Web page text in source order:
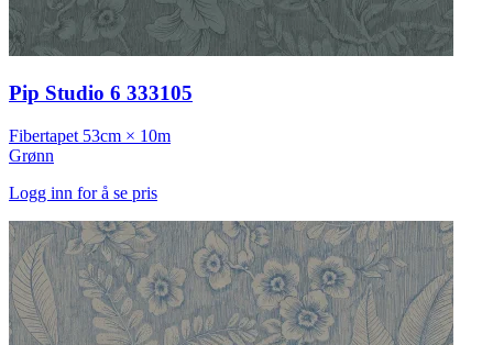
Pip Studio 6 333105
Fibertapet 53cm × 10m
Grønn
Logg inn for å se pris